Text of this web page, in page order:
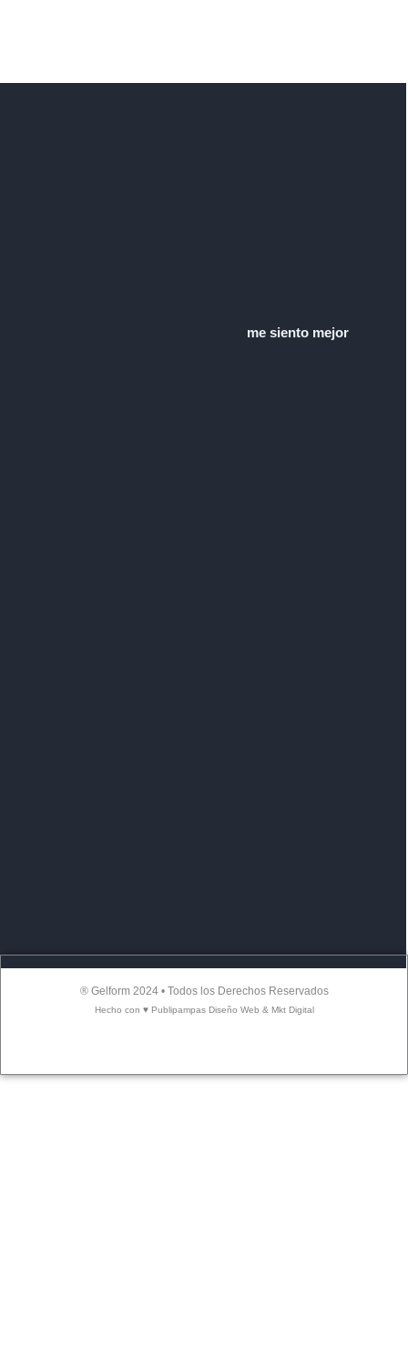
me siento mejor
® Gelform 2024 • Todos los Derechos Reservados
Hecho con ♥ Publipampas Diseño Web & Mkt Digital